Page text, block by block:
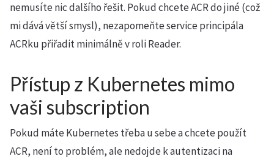
nemusíte nic dalšího řešit. Pokud chcete ACR do jiné (což
mi dává větší smysl), nezapomeňte service principála
ACRku přiřadit minimálně v roli Reader.
Přístup z Kubernetes mimo
vaši subscription
Pokud máte Kubernetes třeba u sebe a chcete použít
ACR, není to problém, ale nedojde k autentizaci na